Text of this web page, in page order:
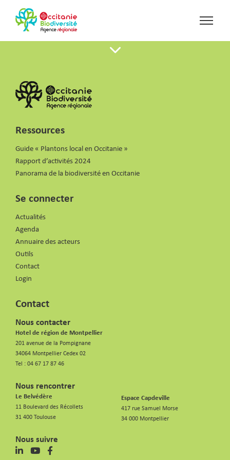
Ressources
Guide « Plantons local en Occitanie »
Rapport d’activités 2024
Panorama de la biodiversité en Occitanie
Se connecter
Actualités
Agenda
Annuaire des acteurs
Outils
Contact
Login
Contact
Nous contacter
Hotel de région de Montpellier
201 avenue de la Pompignane
34064 Montpellier Cedex 02
Tel : 04 67 17 87 46
Nous rencontrer
Le Belvédère
11 Boulevard des Récollets
31 400 Toulouse
Espace Capdeville
417 rue Samuel Morse
34 000 Montpellier
Nous suivre